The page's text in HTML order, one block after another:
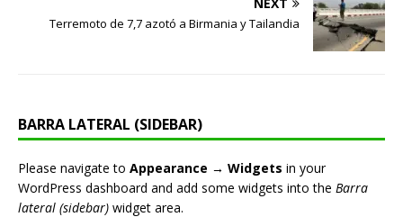
Terremoto de 7,7 azotó a Birmania y Tailandia
BARRA LATERAL (SIDEBAR)
Please navigate to Appearance → Widgets in your
WordPress dashboard and add some widgets into the Barra
lateral (sidebar) widget area.